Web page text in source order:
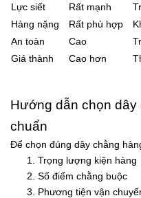
Lực siết
Rất mạnh
Hàng nặng
Rất phù hợp
An toàn
Cao
Giá thành
Cao hơn
Hướng dẫn chọn
chuẩn
Để chọn đúng dây chằng
Trọng lượng kiện hàng
Số điểm chằng buộc
Phương tiện vận